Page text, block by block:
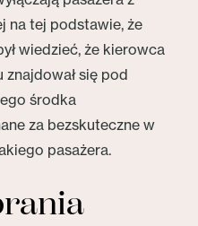
na tej podstawie, że
wiedzieć, że kierowca
się pod
środka
za bezskuteczne w
pasażera.